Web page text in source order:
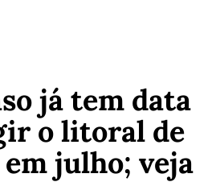
já tem data
o litoral de
em julho; veja